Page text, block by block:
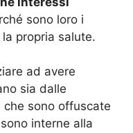
sono loro i
propria salute.
ad avere
sia dalle
sono offuscate
interne alla